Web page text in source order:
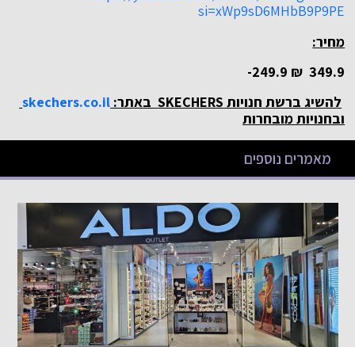
si=xWp9sD6MHbB9P9PE
מחיר:
349.9
₪
249.9-
להשיג ברשת חנויות SKECHERS באתר: skechers.co.il
ובחנויות מובחרות
מאמרים נוספים